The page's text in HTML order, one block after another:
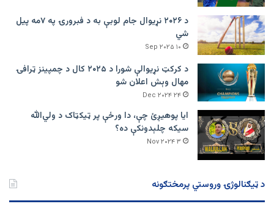
د ۲۰۲۶ نړیوال جام لوبې به د فبرورۍ په ۷مه پیل
شي
۱۰ Sep ۲۰۲۵
د کرکټ نړیوالې شورا د ۲۰۲۵ کال د چمپینز ټرافۍ
مهال وېش اعلان شو
۲۴ Dec ۲۰۲۴
ایا پوهیږئ چې، دا ورځې پر ټيکټاک د ولي‌الله
سیکه چلېدونکې ده؟
۳ Nov ۲۰۲۴
د ټیګنالوژۍ وروستي پرمختګونه